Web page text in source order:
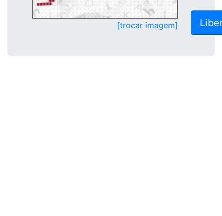
[trocar imagem]